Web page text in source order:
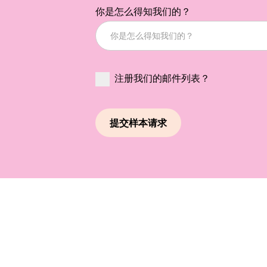
你是怎么得知我们的？
注册我们的邮件列表？